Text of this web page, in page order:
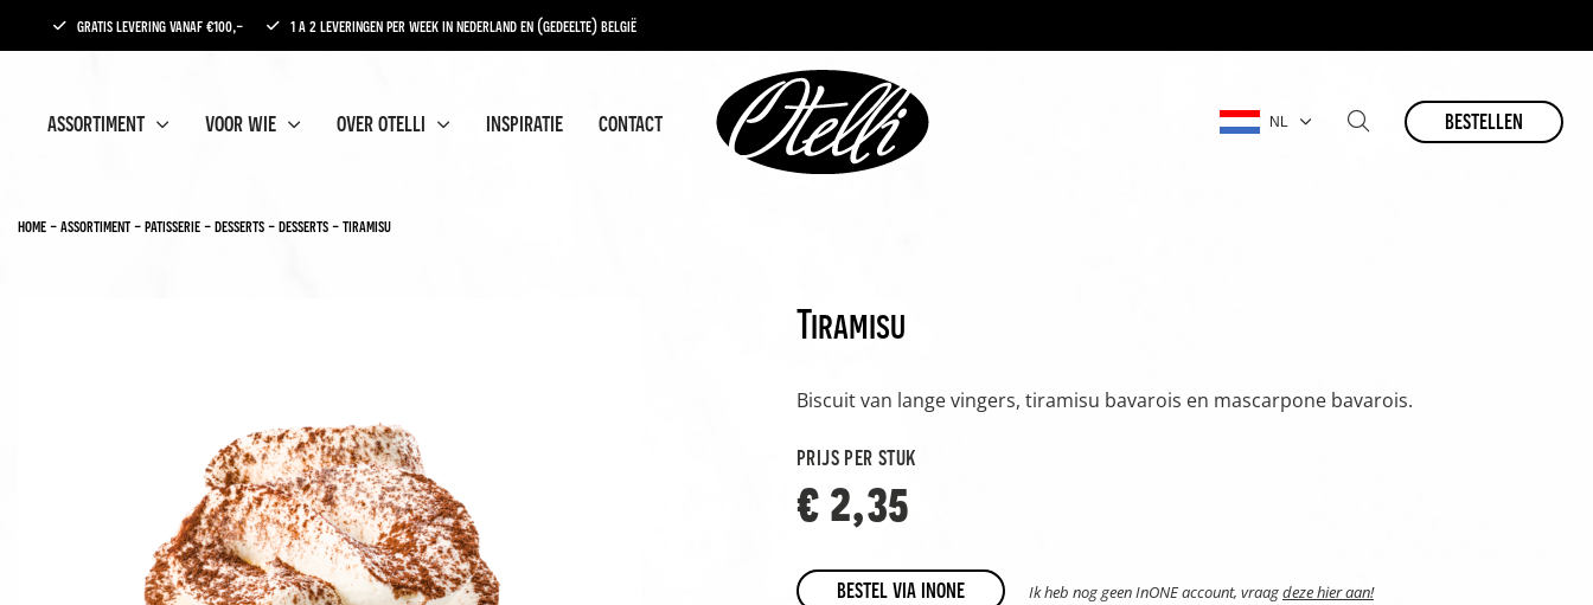
gratis levering vanaf €100,- 1 a 2 leveringen per week in nederland en (gedeelte) belgië
assortiment voor wie over otelli inspiratie contact NL bestellen
home-assortiment-patisserie-desserts-desserts-tiramisu
Tiramisu
Biscuit van lange vingers, tiramisu bavarois en mascarpone bavarois.
prijs per stuk
€ 2,35
bestel via inone Ik heb nog geen InONE account, vraagdeze hier aan!